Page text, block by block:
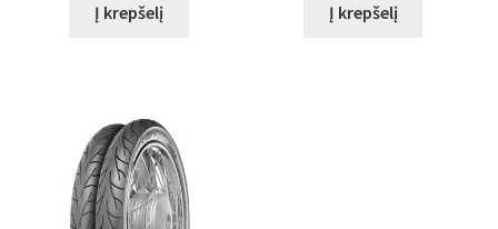
Į krepšelį Į krepšelį